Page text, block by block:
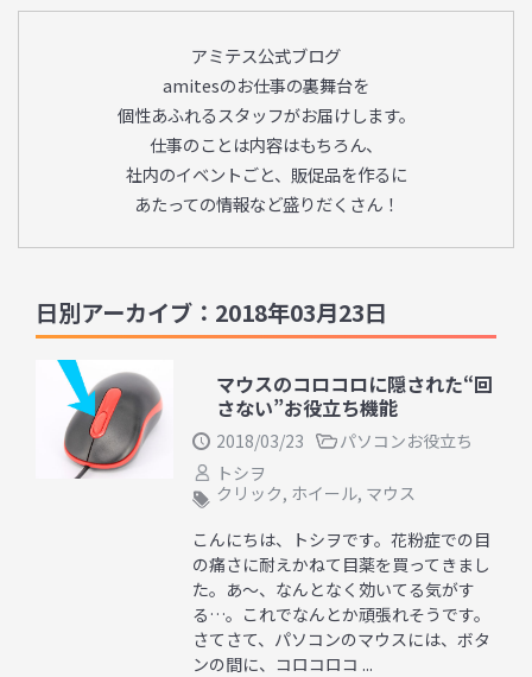
アミテス公式ブログ
amitesのお仕事の裏舞台を
個性あふれるスタッフがお届けします。
仕事のことは内容はもちろん、
社内のイベントごと、販促品を作るに
あたっての情報など盛りだくさん！
日別アーカイブ：2018年03月23日
マウスのコロコロに隠された“回
さない”お役立ち機能
2018/03/23
パソコンお役立ち
トシヲ
クリック, ホイール, マウス
こんにちは、トシヲです。花粉症での目
の痛さに耐えかねて目薬を買ってきまし
た。あ～、なんとなく効いてる気がす
る…。これでなんとか頑張れそうです。
さてさて、パソコンのマウスには、ボタ
ンの間に、コロコロコ ...